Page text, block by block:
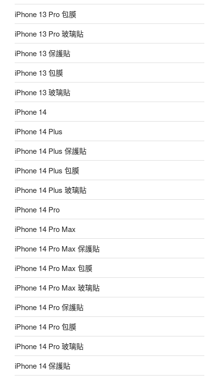
iPhone 13 Pro 包膜
iPhone 13 Pro 玻璃貼
iPhone 13 保護貼
iPhone 13 包膜
iPhone 13 玻璃貼
iPhone 14
iPhone 14 Plus
iPhone 14 Plus 保護貼
iPhone 14 Plus 包膜
iPhone 14 Plus 玻璃貼
iPhone 14 Pro
iPhone 14 Pro Max
iPhone 14 Pro Max 保護貼
iPhone 14 Pro Max 包膜
iPhone 14 Pro Max 玻璃貼
iPhone 14 Pro 保護貼
iPhone 14 Pro 包膜
iPhone 14 Pro 玻璃貼
iPhone 14 保護貼